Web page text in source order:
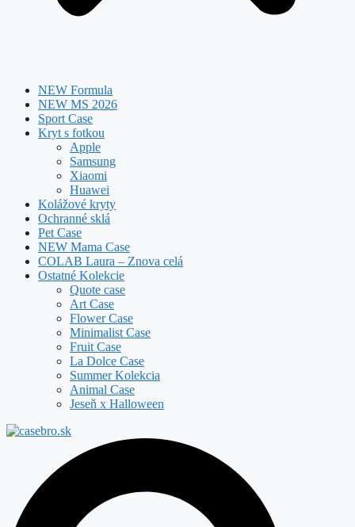
NEW Formula
NEW MS 2026
Sport Case
Kryt s fotkou
Apple
Samsung
Xiaomi
Huawei
Kolážové kryty
Ochranné sklá
Pet Case
NEW Mama Case
COLAB Laura – Znova celá
Ostatné Kolekcie
Quote case
Art Case
Flower Case
Minimalist Case
Fruit Case
La Dolce Case
Summer Kolekcia
Animal Case
Jeseň x Halloween